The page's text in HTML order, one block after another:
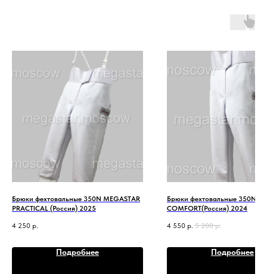
Брюки фехтовальные 350N MEGASTAR
PRACTICAL (Россия) 2025
4 250 р.
Подробнее
Брюки фехтовальные 350N
COMFORT(Россия) 2024
4 550 р. 5 200 р.
Подробнее